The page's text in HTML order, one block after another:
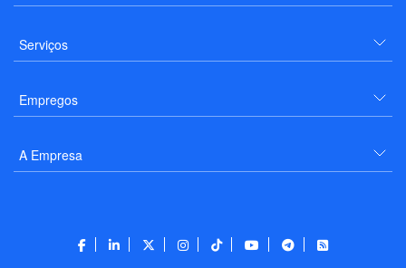
Serviços
Empregos
A Empresa